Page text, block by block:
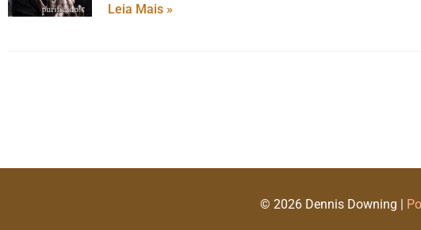
Leia Mais »
© 2026 Dennis Downing |